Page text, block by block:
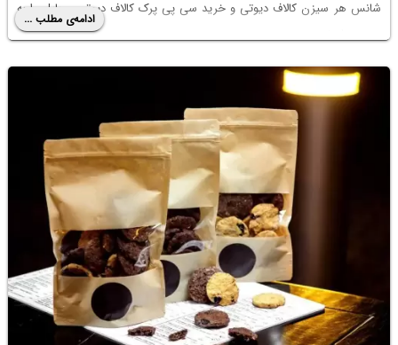
شانس هر سیزن کالاف دیوتی و خرید سی پی پرک کالاف دیوتی موبایل ‌را به
ادامه‌ی مطلب ...